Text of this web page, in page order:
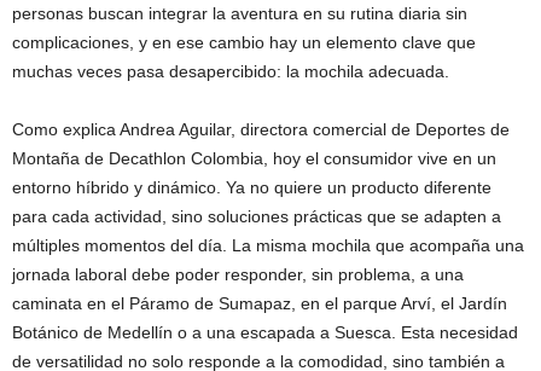
personas buscan integrar la aventura en su rutina diaria sin
complicaciones, y en ese cambio hay un elemento clave que
muchas veces pasa desapercibido: la mochila adecuada.
Como explica Andrea Aguilar, directora comercial de Deportes de
Montaña de Decathlon Colombia, hoy el consumidor vive en un
entorno híbrido y dinámico. Ya no quiere un producto diferente
para cada actividad, sino soluciones prácticas que se adapten a
múltiples momentos del día. La misma mochila que acompaña una
jornada laboral debe poder responder, sin problema, a una
caminata en el Páramo de Sumapaz, en el parque Arví, el Jardín
Botánico de Medellín o a una escapada a Suesca. Esta necesidad
de versatilidad no solo responde a la comodidad, sino también a